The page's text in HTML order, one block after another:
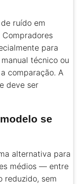
ruído em
para
técnico ou
comparação. A
e deve ser
se
alternativa para
médios — entre
reduzido, sem